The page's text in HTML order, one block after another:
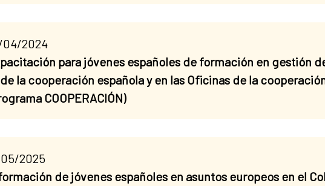
04/2024
para jóvenes españoles de formación en gestión
la cooperación española y en las Oficinas de la
COOPERACIÓN)
2025
de jóvenes españoles en asuntos europeos en el